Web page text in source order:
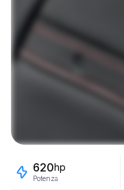
620hp
Potenza